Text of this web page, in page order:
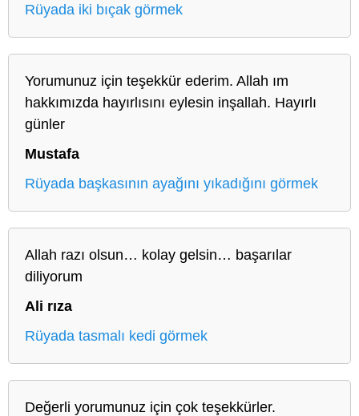
Rüyada iki bıçak görmek
Yorumunuz için teşekkür ederim. Allah ım
hakkımızda hayırlısını eylesin inşallah. Hayırlı
günler
Mustafa
Rüyada başkasının ayağını yıkadığını görmek
Allah razı olsun… kolay gelsin… başarılar
diliyorum
Ali rıza
Rüyada tasmalı kedi görmek
Değerli yorumunuz için çok teşekkürler.